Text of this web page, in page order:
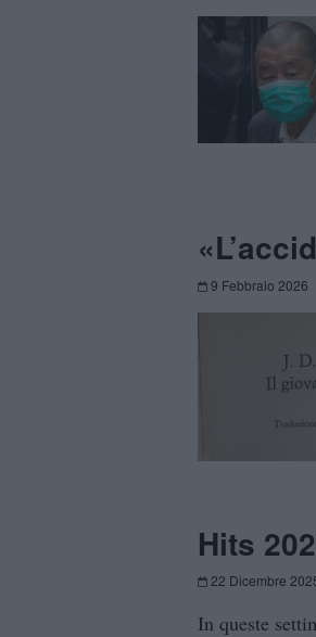
9 Febbraio 2026
Hits
22 Dicembre
In queste